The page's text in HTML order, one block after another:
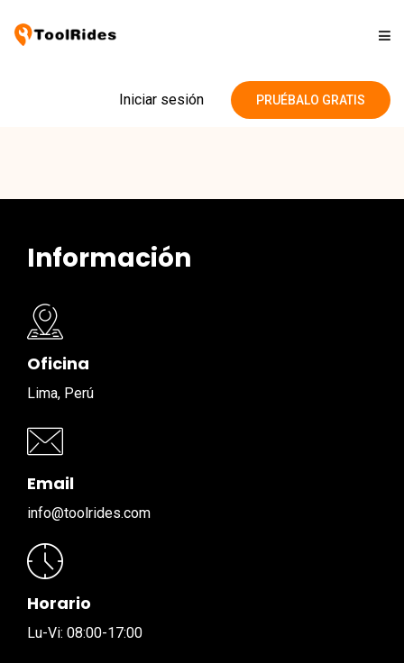
Blog
Iniciar sesión PRUÉBALO GRATIS
Información
Oficina
Lima, Perú
Email
info@toolrides.com
Horario
Lu-Vi: 08:00-17:00